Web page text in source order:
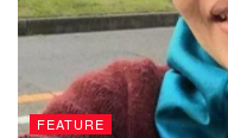
FEATURE